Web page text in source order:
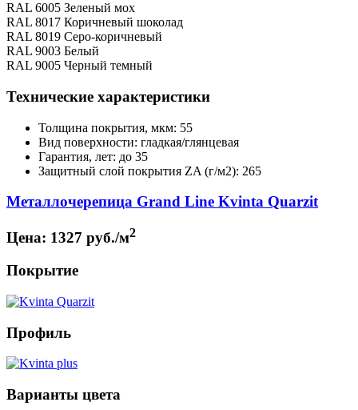
RAL 6005 Зеленый мох
RAL 8017 Коричневый шоколад
RAL 8019 Серо-коричневый
RAL 9003 Белый
RAL 9005 Черный темный
Технические характеристики
Толщина покрытия, мкм: 55
Вид поверхности: гладкая/глянцевая
Гарантия, лет: до 35
Защитный слой покрытия ZA (г/м2): 265
Металлочерепица Grand Line Kvinta Quarzit
Цена: 1327 руб./м2
Покрытие
Профиль
Варианты цвета